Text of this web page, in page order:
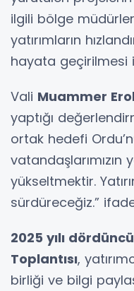
ilgili bölge
yatırımların
hayata geçirilmesi
Vali Muammer Erol
yaptığı
ortak hedefi
vatandaşlarımızın
yükseltmektir.
sürdüreceğiz.”
2025 yılı
Toplantısı,
birliği ve bilgi